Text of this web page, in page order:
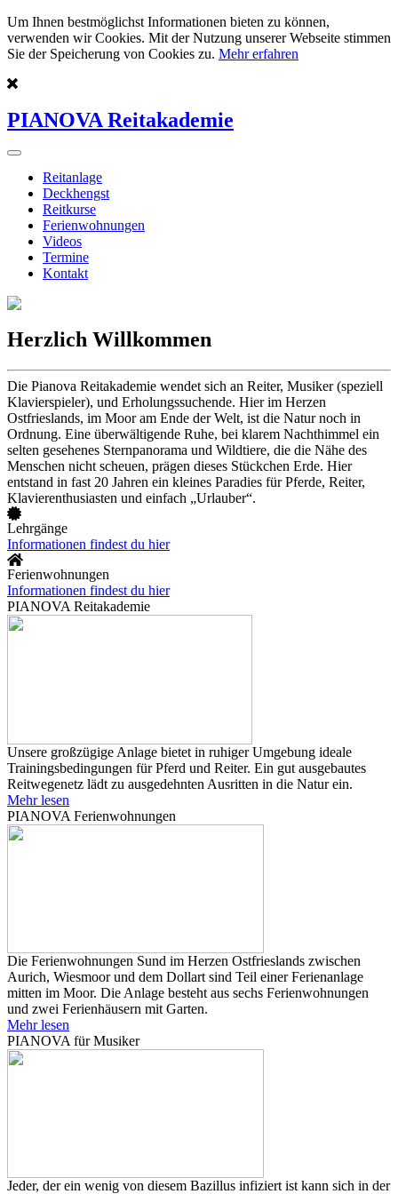
Um Ihnen bestmöglichst Informationen bieten zu können,
verwenden wir Cookies. Mit der Nutzung unserer Webseite stimmen
Sie der Speicherung von Cookies zu. Mehr erfahren
PIANOVA Reitakademie
Reitanlage
Deckhengst
Reitkurse
Ferienwohnungen
Videos
Termine
Kontakt
Herzlich Willkommen
Die Pianova Reitakademie wendet sich an Reiter, Musiker (speziell
Klavierspieler), und Erholungssuchende. Hier im Herzen
Ostfrieslands, im Moor am Ende der Welt, ist die Natur noch in
Ordnung. Eine überwältigende Ruhe, bei klarem Nachthimmel ein
selten gesehenes Sternpanorama und Wildtiere, die die Nähe des
Menschen nicht scheuen, prägen dieses Stückchen Erde. Hier
entstand in fast 20 Jahren ein kleines Paradies für Pferde, Reiter,
Klavierenthusiasten und einfach „Urlauber“.
Lehrgänge
Informationen findest du hier
Ferienwohnungen
Informationen findest du hier
PIANOVA Reitakademie
Unsere großzügige Anlage bietet in ruhiger Umgebung ideale
Trainingsbedingungen für Pferd und Reiter. Ein gut ausgebautes
Reitwegenetz lädt zu ausgedehnten Ausritten in die Natur ein.
Mehr lesen
PIANOVA Ferienwohnungen
Die Ferienwohnungen Sund im Herzen Ostfrieslands zwischen
Aurich, Wiesmoor und dem Dollart sind Teil einer Ferienanlage
mitten im Moor. Die Anlage besteht aus sechs Ferienwohnungen
und zwei Ferienhäusern mit Garten.
Mehr lesen
PIANOVA für Musiker
Jeder, der ein wenig von diesem Bazillus infiziert ist kann sich in der